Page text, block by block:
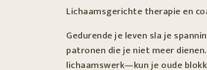
Lichaamsgerichte therapie en
Gedurende je leven sla je
patronen die je niet meer
lichaamswerk—kun je oude